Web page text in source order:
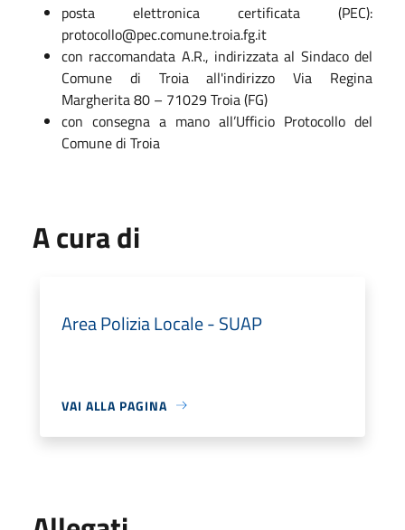
posta elettronica certificata (PEC):
protocollo@pec.comune.troia.fg.it
con raccomandata A.R., indirizzata al Sindaco del
Comune di Troia all'indirizzo Via Regina
Margherita 80 – 71029 Troia (FG)
con consegna a mano all’Ufficio Protocollo del
Comune di Troia
A cura di
Area Polizia Locale - SUAP
VAI ALLA PAGINA